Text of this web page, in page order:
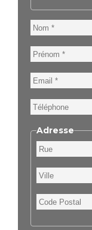
Nom
Prénom
Email
Téléphone
Adresse
Rue
Ville
Code
Postal